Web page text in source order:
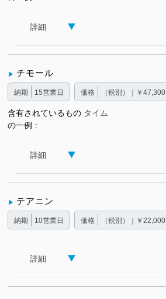
詳細
チモール
納期 15営業日 価格 （税別）｜￥47,300
含有されているもの
の一例
タイム
詳細
テアニン
納期 10営業日 価格 （税別）｜￥22,000
詳細